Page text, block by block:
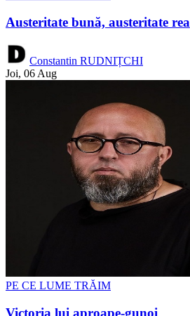
Austeritate bună, austeritate rea
Constantin RUDNIȚCHI
Joi, 06 Aug
PE CE LUME TRĂIM
Victoria lui aproape-gunoi